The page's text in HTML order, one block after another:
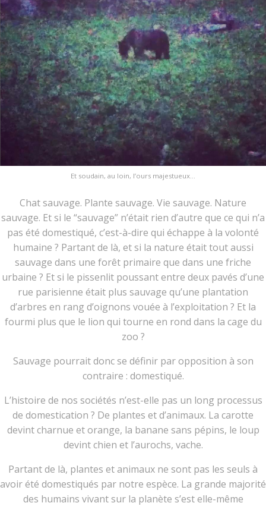
Et soudain, au loin, l’ours majestueux…
Chat sauvage. Plante sauvage. Vie sauvage. Nature
sauvage. Et si le “sauvage” n’était rien d’autre que ce qui n’a
pas été domestiqué, c’est-à-dire qui échappe à la volonté
humaine ? Partant de là, et si la nature était tout aussi
sauvage dans une forêt primaire que dans une friche
urbaine ? Et si le pissenlit poussant entre deux pavés d’une
rue parisienne était plus sauvage qu’une plantation
d’arbres en rang d’oignons vouée à l’exploitation ? Et la
fourmi plus que le lion qui tourne en rond dans la cage du
zoo ?
Sauvage pourrait donc se définir par opposition à son
contraire : domestiqué.
L’histoire de nos sociétés n’est-elle pas un long processus
de domestication ? De plantes et d’animaux. La carotte
devint charnue et orange, la banane sans pépins, le loup
devint chien et l’aurochs, vache.
Partant de là, plantes et animaux ne sont pas les seuls à
avoir été domestiqués par notre espèce. La grande majorité
des humains vivant sur la planète s’est elle-même